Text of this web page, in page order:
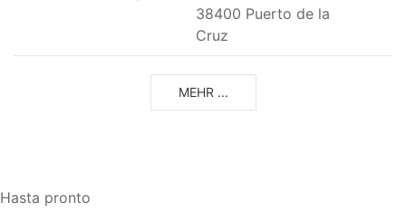
38400 Puerto de la
Cruz
MEHR ...
Hasta pronto